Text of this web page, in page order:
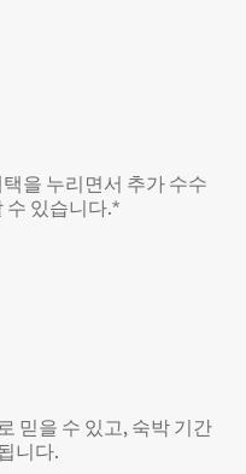
을 누리면서 추가 수수
수 있습니다.*
믿을 수 있고, 숙박 기간
니다.